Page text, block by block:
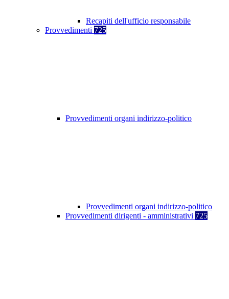
Recapiti dell'ufficio responsabile
Provvedimenti 725
Provvedimenti organi indirizzo-politico
Provvedimenti organi indirizzo-politico
Provvedimenti dirigenti - amministrativi 725